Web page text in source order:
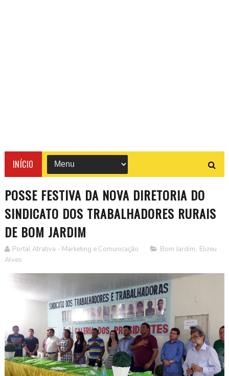
INÍCIO
POSSE FESTIVA DA NOVA DIRETORIA DO
SINDICATO DOS TRABALHADORES RURAIS
DE BOM JARDIM
Portal Atrativa - Marketing e Comunicação Bom Jardim, Elizeu
Alves